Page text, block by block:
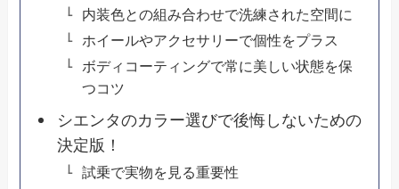
内装色との組み合わせで洗練された空間に
ホイールやアクセサリーで個性をプラス
ボディコーティングで常に美しい状態を保
つコツ
シエンタのカラー選びで後悔しないための
決定版！
試乗で実物を見る重要性